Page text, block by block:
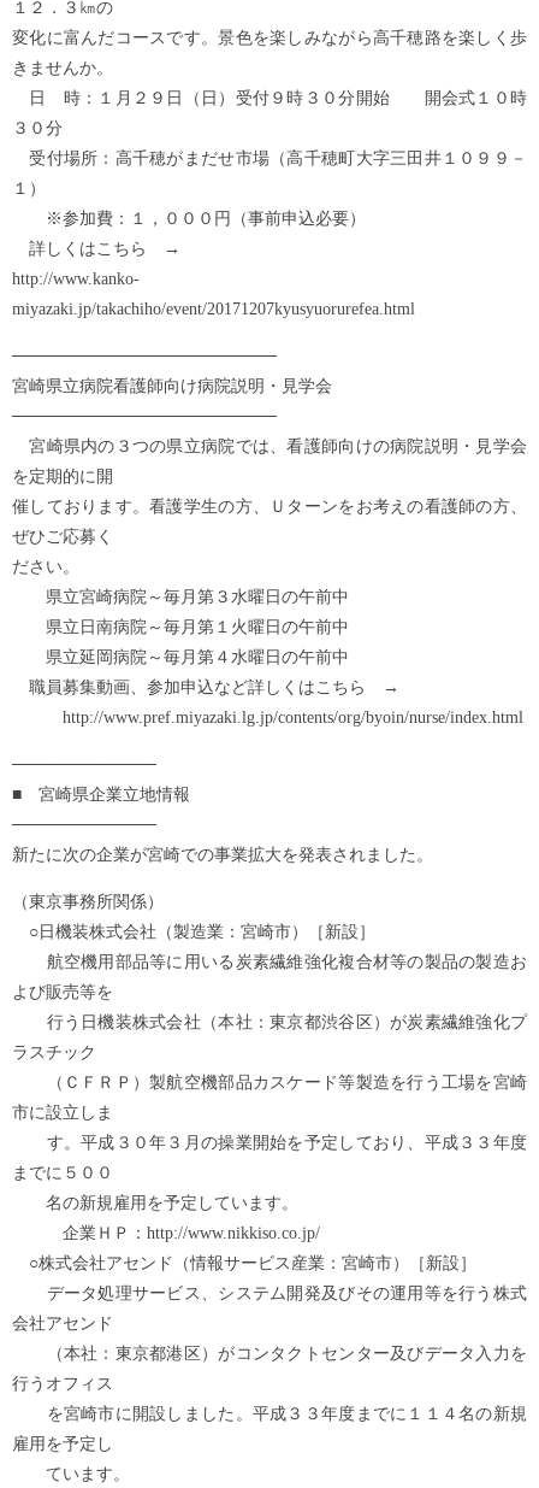
１２．３㎞の
変化に富んだコースです。景色を楽しみながら高千穂路を楽しく歩
きませんか。
日 時：１月２９日（日）受付９時３０分開始 開会式１０時
３０分
受付場所：高千穂がまだせ市場（高千穂町大字三田井１０９９－
１）
※参加費：１，０００円（事前申込必要）
詳しくはこちら →
http://www.kanko-
miyazaki.jp/takachiho/event/20171207kyusyuorurefea.html
──────────────────────
宮崎県立病院看護師向け病院説明・見学会
──────────────────────
宮崎県内の３つの県立病院では、看護師向けの病院説明・見学会
を定期的に開
催しております。看護学生の方、Ｕターンをお考えの看護師の方、
ぜひご応募く
ださい。
県立宮崎病院～毎月第３水曜日の午前中
県立日南病院～毎月第１火曜日の午前中
県立延岡病院～毎月第４水曜日の午前中
職員募集動画、参加申込など詳しくはこちら →
http://www.pref.miyazaki.lg.jp/contents/org/byoin/nurse/index.html
────────────
■ 宮崎県企業立地情報
────────────
新たに次の企業が宮崎での事業拡大を発表されました。
（東京事務所関係）
○日機装株式会社（製造業：宮崎市）［新設］
航空機用部品等に用いる炭素繊維強化複合材等の製品の製造お
よび販売等を
行う日機装株式会社（本社：東京都渋谷区）が炭素繊維強化プ
ラスチック
（ＣＦＲＰ）製航空機部品カスケード等製造を行う工場を宮崎
市に設立しま
す。平成３０年３月の操業開始を予定しており、平成３３年度
までに５００
名の新規雇用を予定しています。
企業ＨＰ：http://www.nikkiso.co.jp/
○株式会社アセンド（情報サービス産業：宮崎市）［新設］
データ処理サービス、システム開発及びその運用等を行う株式
会社アセンド
（本社：東京都港区）がコンタクトセンター及びデータ入力を
行うオフィス
を宮崎市に開設しました。平成３３年度までに１１４名の新規
雇用を予定し
ています。